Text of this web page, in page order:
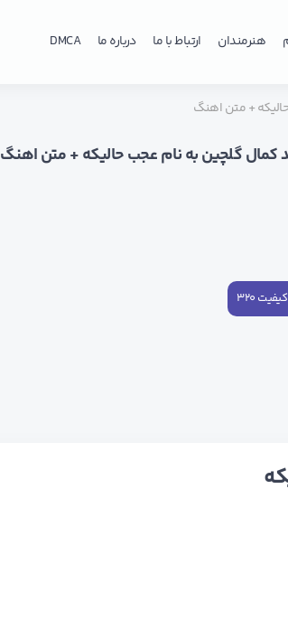
هنرمندان ارتباط با ما درباره ما DMCA
+ متن اهنگ
کمال گلچین به نام عجب حالیکه + متن اهنگ
۳۲۰